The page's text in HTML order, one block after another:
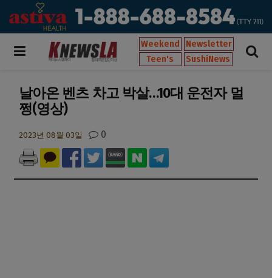
Weekend
Newsletter
Teen's
SushiNews
날아온 벤츠 차고 박살…10대 운전자 멀
쩡(영상)
2023년 08월 03일 0